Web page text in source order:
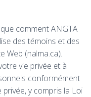
V
I
I
N
comment ANGTA
des témoins et des
Web (nalma.ca).
vie privée et à
conformément
y compris la Loi